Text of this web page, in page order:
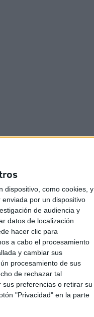
dispositivo, como cookies, y
por un dispositivo
de audiencia y
datos de localización
hacer clic para
a cabo el procesamiento
y cambiar sus
procesamiento de sus
de rechazar tal
preferencias o retirar su
"Privacidad" en la parte